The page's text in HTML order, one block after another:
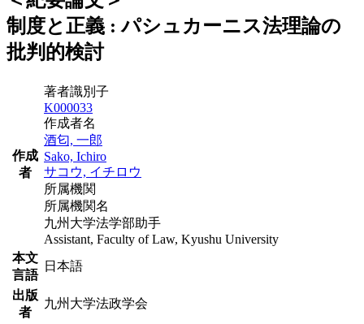
制度と正義 : パシュカーニス法理論の
批判的検討
作成
者
著者識別子
K000033
作成者名
酒匂, 一郎
Sako, Ichiro
サコウ, イチロウ
所属機関
所属機関名
九州大学法学部助手
Assistant, Faculty of Law, Kyushu University
本文
言語
日本語
出版
者
九州大学法政学会